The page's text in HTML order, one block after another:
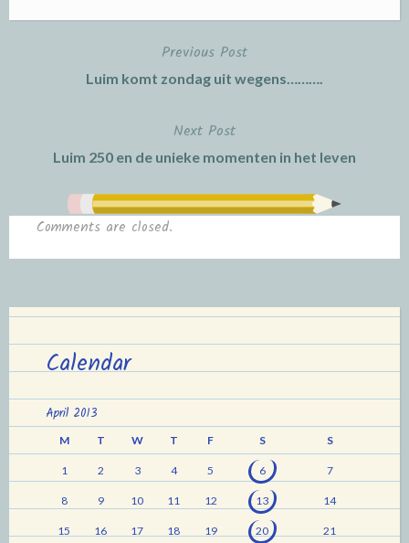
Previous Post
Luim komt zondag uit wegens……….
Next Post
Luim 250 en de unieke momenten in het leven
Comments are closed.
Calendar
April 2013
M T W T F S S
1 2 3 4 5 6 7
8 9 10 11 12 13 14
15 16 17 18 19 20 21